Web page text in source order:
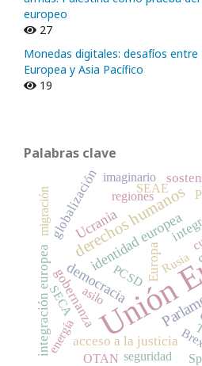
europeo
27
Monedas digitales: desafíos entre
Europea y Asia Pacífico
19
Palabras clave
Unión
derechos humanos
democracia
identidad europea
Ucrania
Europa
gobernanza
acceso a la justicia
globalización
integración europea
migración
PCSD
regiones
Rusia
imaginario
seguridad
energía
OTAN
SEAE
SECA asilo